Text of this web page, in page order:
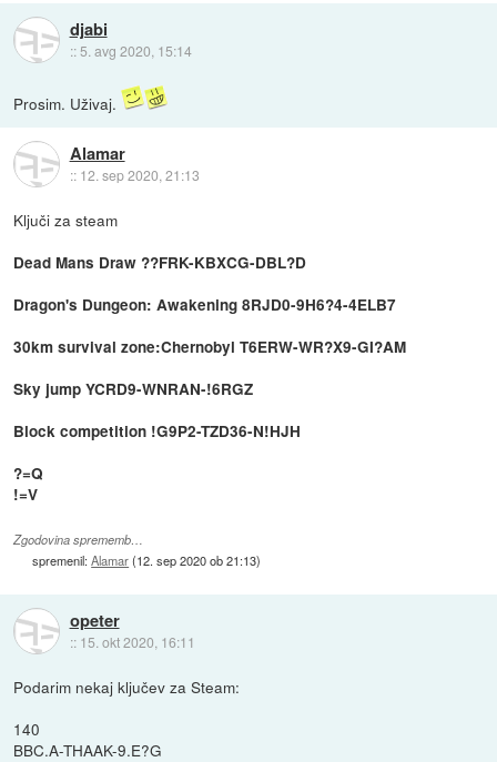
djabi
:: 5. avg 2020, 15:14
Prosim. Uživaj.
Alamar
:: 12. sep 2020, 21:13
Ključi za steam
Dead Mans Draw ??FRK-KBXCG-DBL?D
Dragon's Dungeon: Awakening 8RJD0-9H6?4-4ELB7
30km survival zone:Chernobyl T6ERW-WR?X9-GI?AM
Sky jump YCRD9-WNRAN-!6RGZ
Block competition !G9P2-TZD36-N!HJH
?=Q
!=V
Zgodovina sprememb…
spremenil:Alamar(12. sep 2020 ob 21:13)
opeter
:: 15. okt 2020, 16:11
Podarim nekaj ključev za Steam:
140
BBC.A-THAAK-9.E?G